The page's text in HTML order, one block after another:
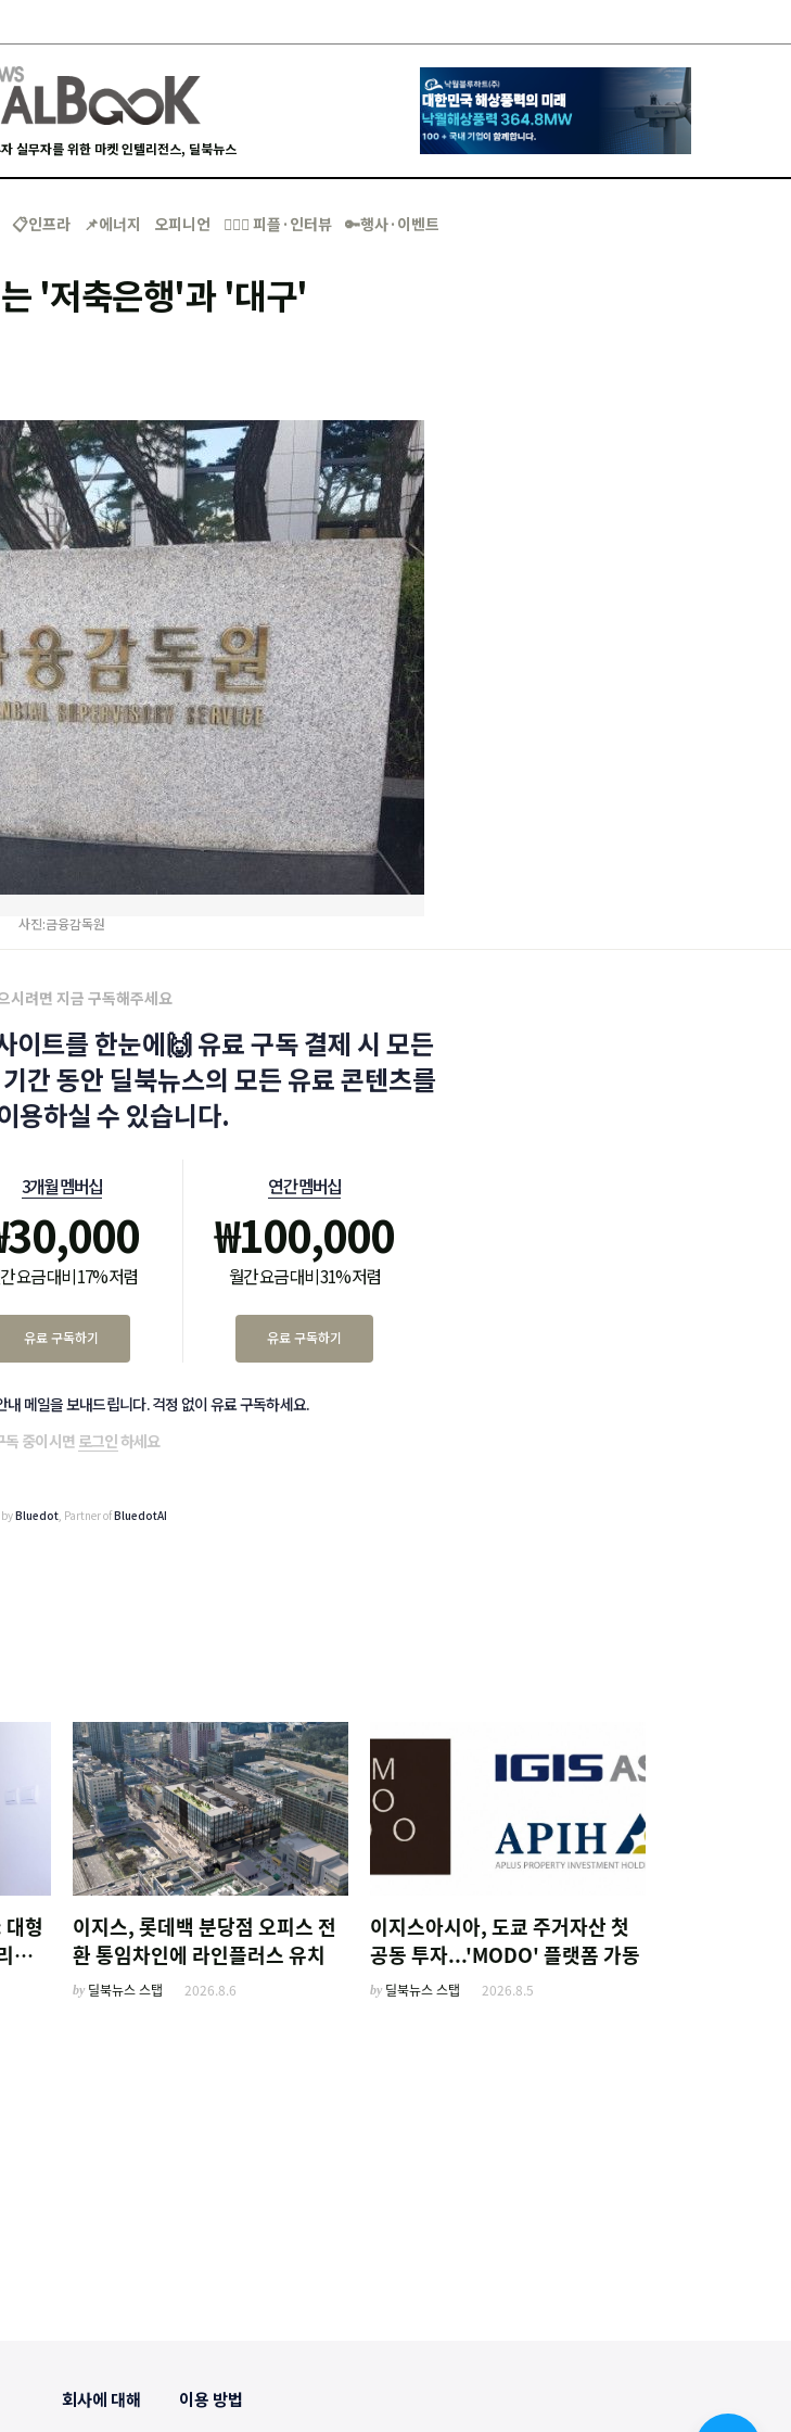
실무자를 위한 마켓 인텔리전스, 딜북뉴스
📋인프라 📌에너지 오피니언 🙋🏻‍♂️ 피플·인터뷰 🔑행사·이벤트
'저축은행'과 '대구'
사진:금융감독원
시려면 지금 구독해주세요
이트를 한눈에🙌 유료 구독 결제 시 모든
간 동안 딜북뉴스의 모든 유료 콘텐츠를
용하실 수 있습니다.
3개월 멤버십
30,000
요금 대비 17% 저렴
유료 구독하기
연간 멤버십
₩100,000
월간 요금 대비 31% 저렴
유료 구독하기
내 메일을 보내드립니다. 걱정 없이 유료 구독하세요.
독 중이시면로그인하세요
Bluedot, Partner ofBluedotAI
형
고
이지스, 롯데백 분당점 오피스 전
환 통임차인에 라인플러스 유치
by 딜북뉴스 스탭 2026.8.6
이지스아시아, 도쿄 주거자산 첫
공동 투자...'MODO' 플랫폼 가동
by 딜북뉴스 스탭 2026.8.5
회사에 대해 이용 방법